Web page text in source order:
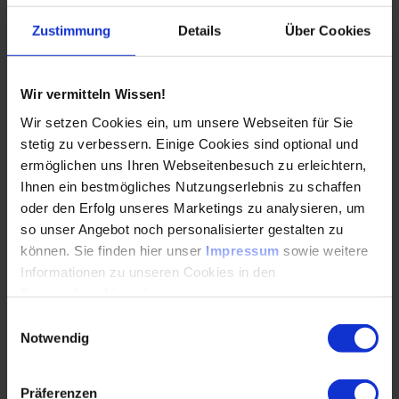
Zustimmung Details Über Cookies
Wir vermitteln Wissen!
Wir setzen Cookies ein, um unsere Webseiten für Sie
stetig zu verbessern. Einige Cookies sind optional und
ermöglichen uns Ihren Webseitenbesuch zu erleichtern,
Ihnen ein bestmögliches Nutzungserlebnis zu schaffen
oder den Erfolg unseres Marketings zu analysieren, um
so unser Angebot noch personalisierter gestalten zu
können. Sie finden hier unser Impressum sowie weitere
Informationen zu unseren Cookies in den
Notwendig
Präferenzen
Du profitierst vom Beispiel eines strategischen
international agierenden mittelständischen
Top-Themen
Schwerpunkte des VDI-Zukunftsforums „Resiliente
Lieferketten in unsicheren Zeiten“ sind u.a.:
Retrofit für die Intralogistik für eine stabile
Die notwendigen Bestände für eine optimale